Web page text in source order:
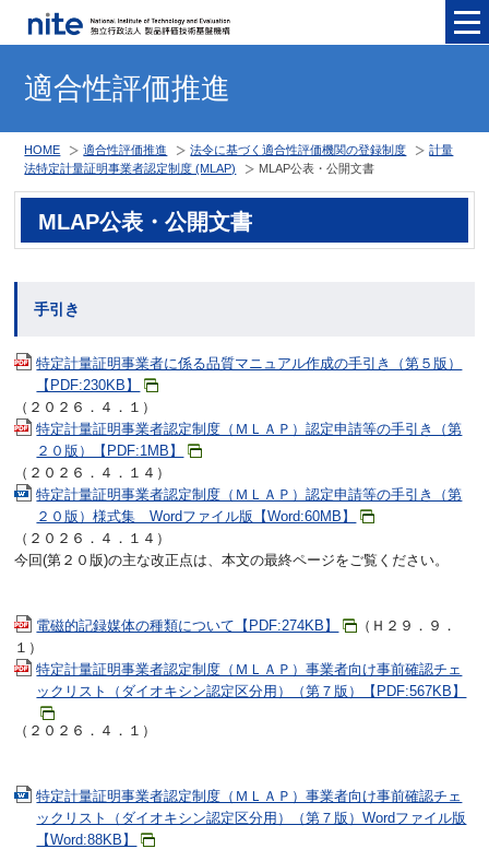
適合性評価推進
HOME 適合性評価推進 法令に基づく適合性評価機関の登録制度
計量
法特定計量証明事業者認定制度 (MLAP)
MLAP公表・公開文書
MLAP公表・公開文書
手引き
特定計量証明事業者に係る品質マニュアル作成の手引き（第５版）
【PDF:230KB】
（２０２６．４．１）
特定計量証明事業者認定制度（ＭＬＡＰ）認定申請等の手引き（第
２０版）【PDF:1MB】
（２０２６．４．１４）
特定計量証明事業者認定制度（ＭＬＡＰ）認定申請等の手引き（第
２０版）様式集 Wordファイル版【Word:60MB】
（２０２６．４．１４）
今回(第２０版)の主な改正点は、本文の最終ページをご覧ください。
電磁的記録媒体の種類について【PDF:274KB】
（Ｈ２９．９．
１）
特定計量証明事業者認定制度（ＭＬＡＰ）事業者向け事前確認チェ
ックリスト（ダイオキシン認定区分用）（第７版）【PDF:567KB】
（２０２６．４．１）
特定計量証明事業者認定制度（ＭＬＡＰ）事業者向け事前確認チェ
ックリスト（ダイオキシン認定区分用）（第７版）Wordファイル版
【Word:88KB】